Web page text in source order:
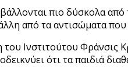
πιο δύσκολα
από τα αντισώματα
Ινστιτούτου
ότι τα παιδιά